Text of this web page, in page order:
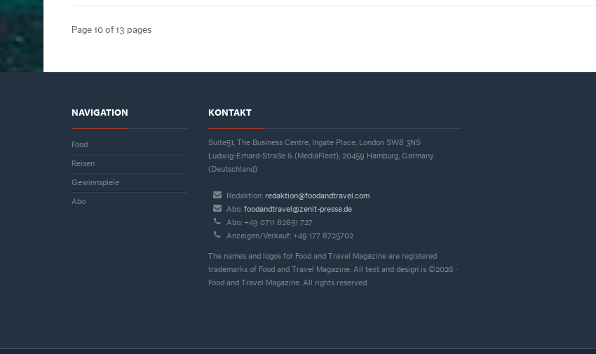
Page 10 of 13 pages
NAVIGATION
Food
Reisen
Gewinnspiele
Abo
KONTAKT
Suite51, The Business Centre, Ingate Place, London SW8 3NS
Ludwig-Erhard-Straße 6 (MediaFleet), 20459 Hamburg, Germany
(Deutschland)
Redaktion: redaktion@foodandtravel.com
Abo: foodandtravel@zenit-presse.de
Abo: +49 0711 82651 727
Anzeigen/Verkauf: +49 177 8725702
The names and logos for Food and Travel Magazine are registered
trademarks of Food and Travel Magazine. All text and design is ©2026 ·
Food and Travel Magazine. All rights reserved.